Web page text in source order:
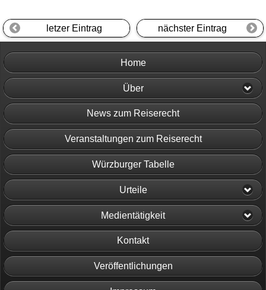
letzer Eintrag nächster Eintrag
Home
Über
News zum Reiserecht
Veranstaltungen zum Reiserecht
Würzburger Tabelle
Urteile
Medientätigkeit
Kontakt
Veröffentlichungen